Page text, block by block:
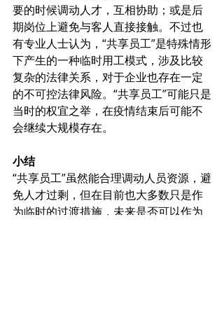
要的时候调动人才，互相协助；或是后
期岗位上避免与客人直接接触。不过也
有专业人士认为，“共享员工”是特殊情形
下产生的一种临时用工模式，涉及比较
复杂的法律关系，对于企业也存在一定
的不可控法律风险。“共享员工”可能只是
当时的权宜之举，在疫情结束后可能不
会继续大规模存在。
小结
“共享员工”虽然能合理调动人员资源，避
免人才过剩，但在目前也大多数只是作
为临时的过渡措施，未来是否可以作为